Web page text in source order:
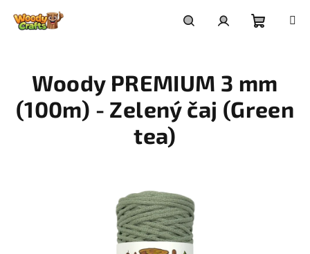
košík
Woody PREMIUM 3 mm
(100m) - Zelený čaj (Green
tea)